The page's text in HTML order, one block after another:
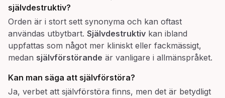
självdestruktiv?
Orden är i stort sett synonyma och kan oftast
användas utbytbart. Självdestruktiv kan ibland
uppfattas som något mer kliniskt eller fackmässigt,
medan självförstörande är vanligare i allmänspråket.
Kan man säga att självförstöra?
Ja, verbet att självförstöra finns, men det är betydligt